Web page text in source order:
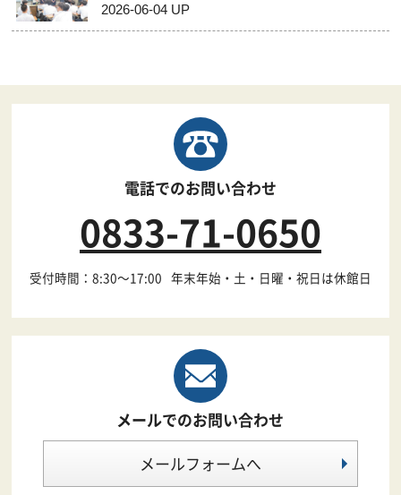
2026-06-04 UP
電話でのお問い合わせ
0833-71-0650
受付時間：8:30～17:00 年末年始・土・日曜・祝日は休館日
メールでのお問い合わせ
メールフォームへ